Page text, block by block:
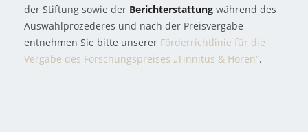
der Stiftung sowie der Berichterstattung während des
Auswahlprozederes und nach der Preisvergabe
entnehmen Sie bitte unserer Förderrichtlinie für die
Vergabe des Forschungspreises „Tinnitus & Hören“.